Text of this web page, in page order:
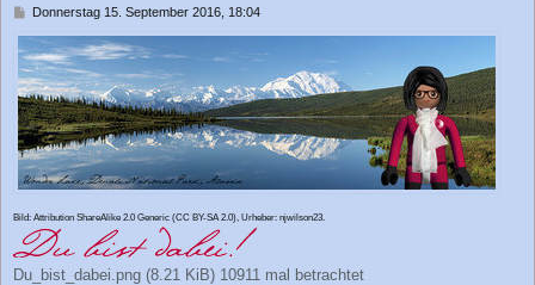
B
t
r
a
g
Donnerstag 15. September 2016, 18:04
Bild: Attribution ShareAlike 2.0 Generic (CC BY-SA 2.0), Urheber: njwilson23.
Du_bist_dabei.png (8.21 KiB) 10911 mal betrachtet